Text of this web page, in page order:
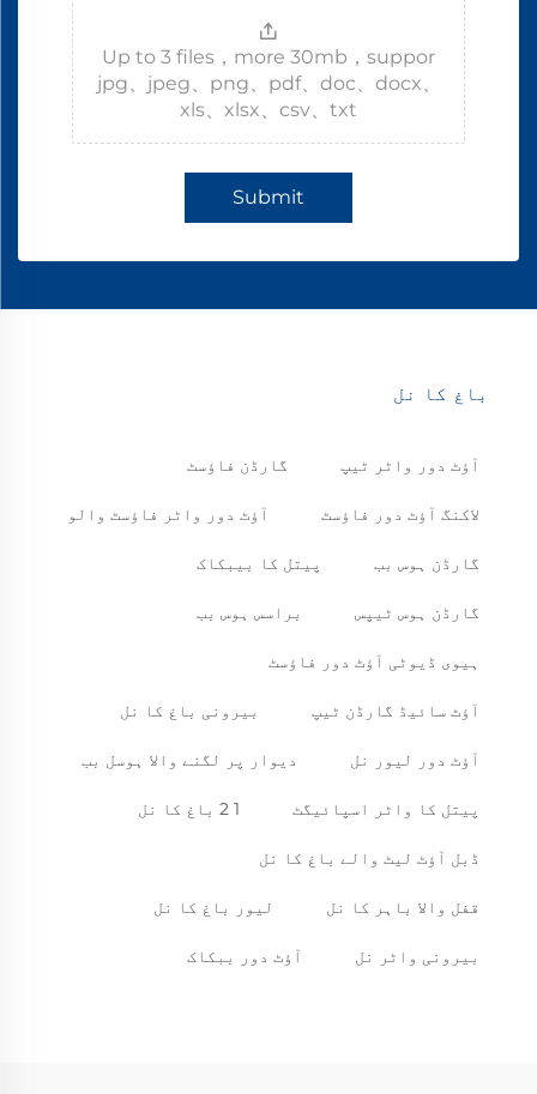
Up to 3 files，more 30mb，suppor
jpg、jpeg、png、pdf、doc、docx、
xls、xlsx、csv、txt
Submit
باغ کا نل
آؤٹ دور واٹر ٹیپ گارڈن فاؤسٹ
لاکنگ آؤٹ دور فاؤسٹ آؤٹ دور واٹر فاؤسٹ والو
گارڈن ہوس بب پیتل کا بیبکاک
گارڈن ہوس ٹیپس براسس ہوس بب
ہیوی ڈیوٹی آؤٹ دور فاؤسٹ
آؤٹ سائیڈ گارڈن ٹیپ بیرونی باغ کا نل
آؤٹ دور لیور نل دیوار پر لگنے والا ہوسل بب
پیتل کا واٹر اسپائیگٹ 1 2 باغ کا نل
ڈبل آؤٹ لیٹ والے باغ کا نل
قفل والا باہر کا نل لیور باغ کا نل
بیرونی واٹر نل آؤٹ دور ببکاک